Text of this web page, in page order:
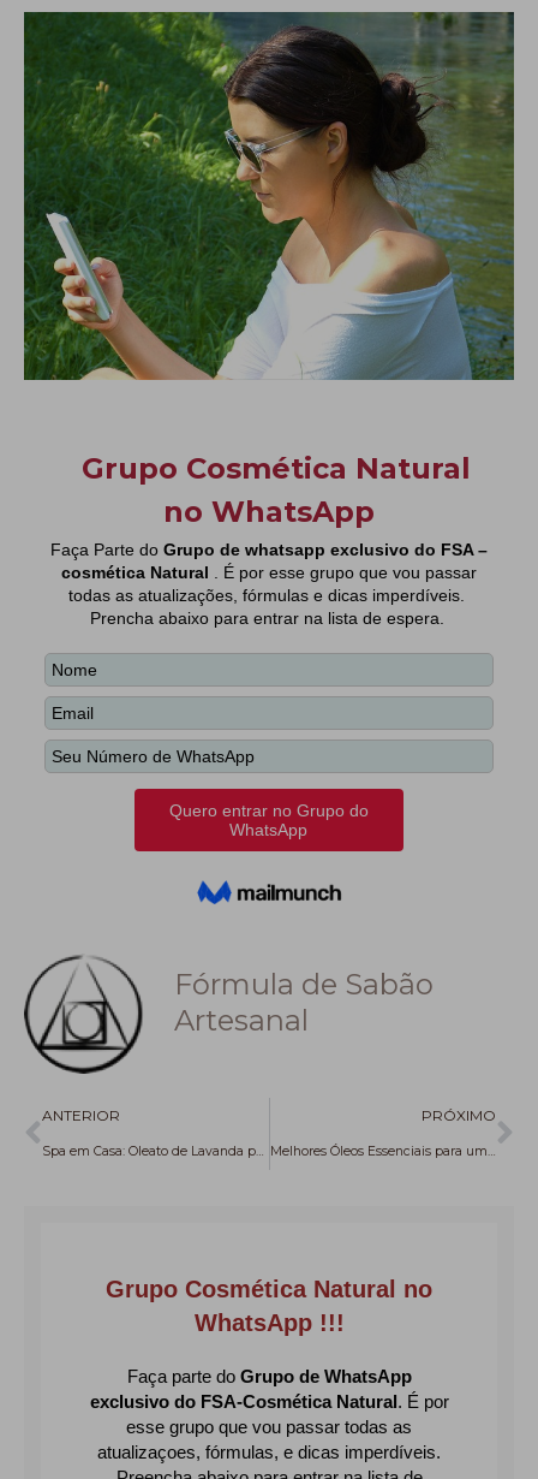
Fórmula de Sabão
Artesanal
Anterior
ANTERIOR
Spa em Casa: Oleato de Lavanda para uma pele Zen
PRÓXIMO
Melhores Óleos Essenciais para um Sabonete Detox Eficiente